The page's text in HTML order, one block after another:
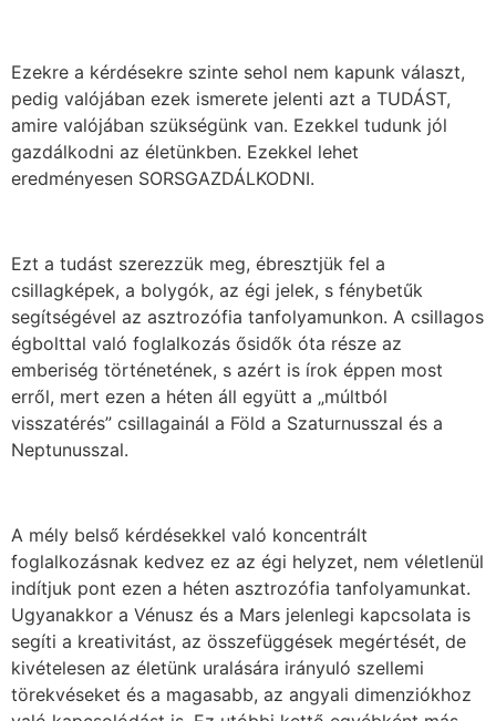
Ezekre a kérdésekre szinte sehol nem kapunk választ,
pedig valójában ezek ismerete jelenti azt a TUDÁST,
amire valójában szükségünk van. Ezekkel tudunk jól
gazdálkodni az életünkben. Ezekkel lehet
eredményesen SORSGAZDÁLKODNI.
Ezt a tudást szerezzük meg, ébresztjük fel a
csillagképek, a bolygók, az égi jelek, s fénybetűk
segítségével az asztrozófia tanfolyamunkon. A csillagos
égbolttal való foglalkozás ősidők óta része az
emberiség történetének, s azért is írok éppen most
erről, mert ezen a héten áll együtt a „múltból
visszatérés” csillagainál a Föld a Szaturnusszal és a
Neptunusszal.
A mély belső kérdésekkel való koncentrált
foglalkozásnak kedvez ez az égi helyzet, nem véletlenül
indítjuk pont ezen a héten asztrozófia tanfolyamunkat.
Ugyanakkor a Vénusz és a Mars jelenlegi kapcsolata is
segíti a kreativitást, az összefüggések megértését, de
kivételesen az életünk uralására irányuló szellemi
törekvéseket és a magasabb, az angyali dimenziókhoz